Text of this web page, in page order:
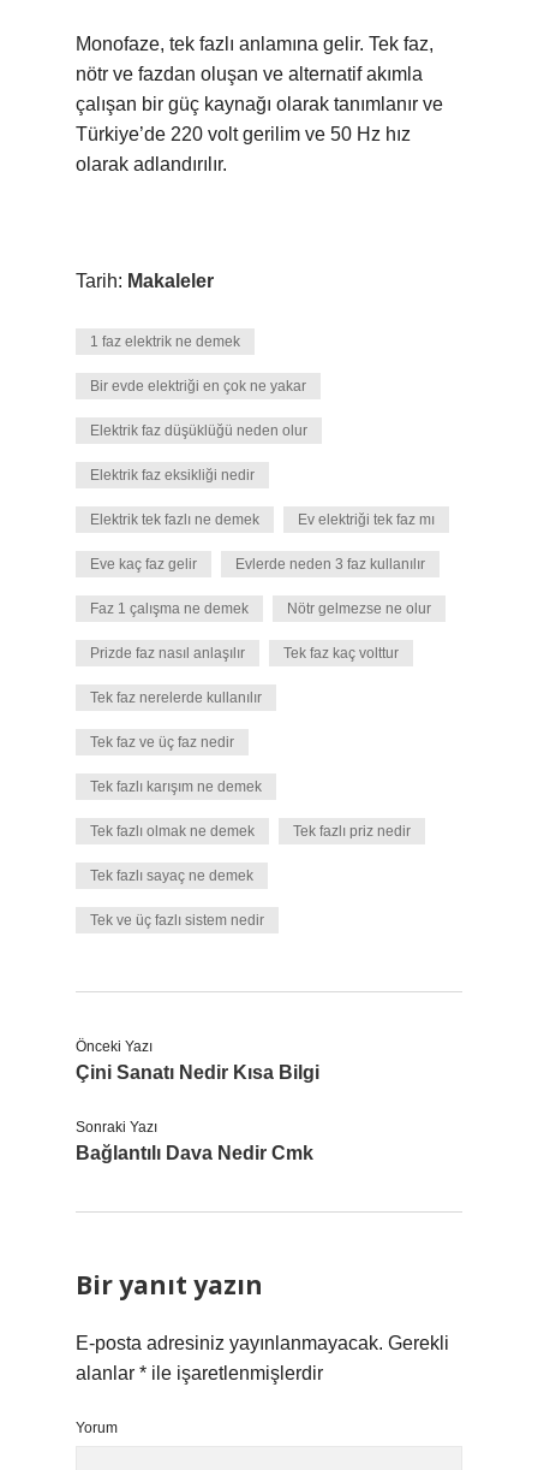
Monofaze, tek fazlı anlamına gelir. Tek faz,
nötr ve fazdan oluşan ve alternatif akımla
çalışan bir güç kaynağı olarak tanımlanır ve
Türkiye’de 220 volt gerilim ve 50 Hz hız
olarak adlandırılır.
Tarih: Makaleler
1 faz elektrik ne demek
Bir evde elektriği en çok ne yakar
Elektrik faz düşüklüğü neden olur
Elektrik faz eksikliği nedir
Elektrik tek fazlı ne demek Ev elektriği tek faz mı
Eve kaç faz gelir Evlerde neden 3 faz kullanılır
Faz 1 çalışma ne demek Nötr gelmezse ne olur
Prizde faz nasıl anlaşılır Tek faz kaç volttur
Tek faz nerelerde kullanılır
Tek faz ve üç faz nedir
Tek fazlı karışım ne demek
Tek fazlı olmak ne demek Tek fazlı priz nedir
Tek fazlı sayaç ne demek
Tek ve üç fazlı sistem nedir
Önceki Yazı
Çini Sanatı Nedir Kısa Bilgi
Sonraki Yazı
Bağlantılı Dava Nedir Cmk
Bir yanıt yazın
E-posta adresiniz yayınlanmayacak. Gerekli
alanlar * ile işaretlenmişlerdir
Yorum